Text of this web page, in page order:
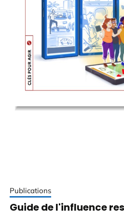
Publications
Guide de l'influence